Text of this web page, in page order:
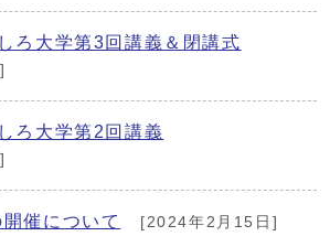
ろ大学第3回講義＆閉講式
ろ大学第2回講義
催について [2024年2月15日]